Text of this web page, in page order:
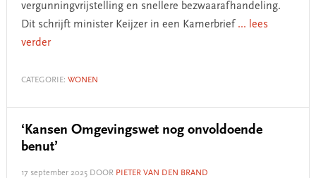
vergunningvrijstelling en snellere bezwaarafhandeling.
Dit schrijft minister Keijzer in een Kamerbrief ... lees
verder
CATEGORIE: WONEN
‘Kansen Omgevingswet nog onvoldoende
benut’
17 september 2025DOOR PIETER VAN DEN BRAND